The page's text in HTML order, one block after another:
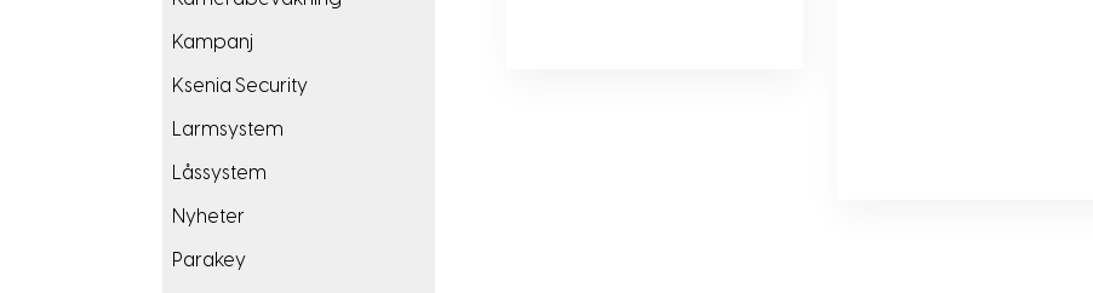
Kampanj
Ksenia Security
Larmsystem
Låssystem
Nyheter
Parakey